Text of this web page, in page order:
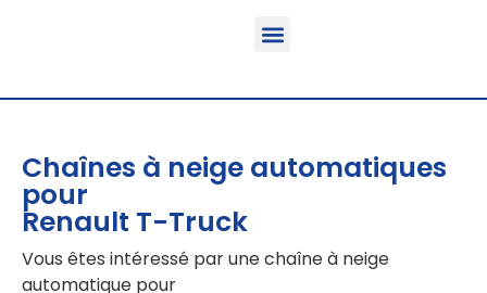
Chaînes à neige automatiques
pour
Renault T-Truck
Vous êtes intéressé par une chaîne à neige
automatique pour